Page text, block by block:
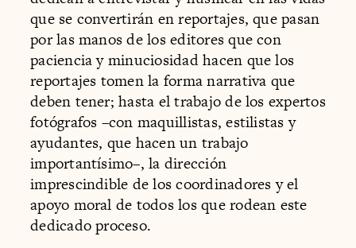
que se convertirán en reportajes, que pasan
por las manos de los editores que con
paciencia y minuciosidad hacen que los
reportajes tomen la forma narrativa que
deben tener; hasta el trabajo de los expertos
fotógrafos –con maquillistas, estilistas y
ayudantes, que hacen un trabajo
importantísimo–, la dirección
imprescindible de los coordinadores y el
apoyo moral de todos los que rodean este
dedicado proceso.